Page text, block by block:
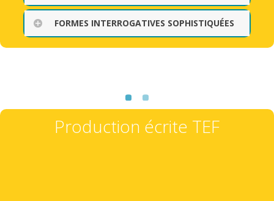
FORMES INTERROGATIVES SOPHISTIQUÉES
Production écrite TEF